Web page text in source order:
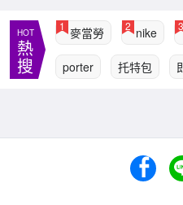
HOT
熱
搜
1 麥當勞 2 nike 3
porter 托特包